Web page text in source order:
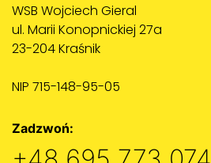
WSB Wojciech Gieral
ul. Marii Konopnickiej 27a
23-204 Kraśnik
NIP 715-148-95-05
Zadzwoń: